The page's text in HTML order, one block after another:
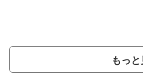
もっ